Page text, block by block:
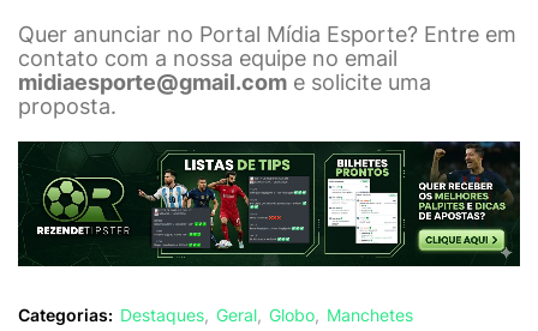
Quer anunciar no Portal Mídia Esporte? Entre em
contato com a nossa equipe no email
midiaesporte@gmail.com e solicite uma
proposta.
Categorias: Destaques Geral Globo Manchetes